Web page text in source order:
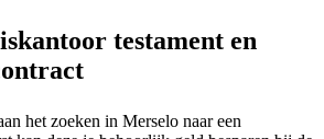
testament en
het zoeken in Merselo naar een